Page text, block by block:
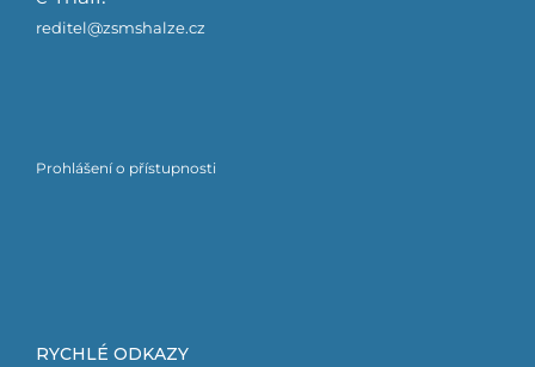
reditel@zsmshalze.cz
Prohlášení o přístupnosti
RYCHLÉ ODKAZY